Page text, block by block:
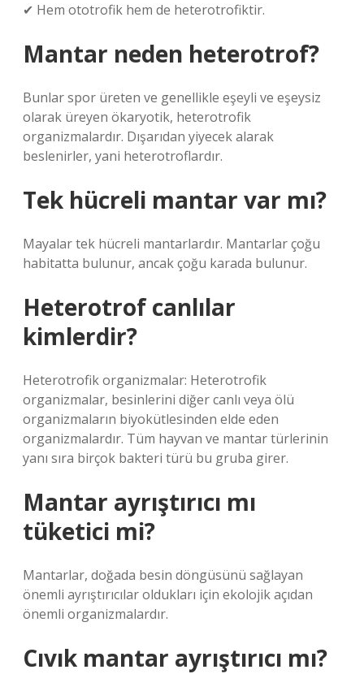
✔ Hem ototrofik hem de heterotrofiktir.
Mantar neden heterotrof?
Bunlar spor üreten ve genellikle eşeyli ve eşeysiz
olarak üreyen ökaryotik, heterotrofik
organizmalardır. Dışarıdan yiyecek alarak
beslenirler, yani heterotroflardır.
Tek hücreli mantar var mı?
Mayalar tek hücreli mantarlardır. Mantarlar çoğu
habitatta bulunur, ancak çoğu karada bulunur.
Heterotrof canlılar
kimlerdir?
Heterotrofik organizmalar: Heterotrofik
organizmalar, besinlerini diğer canlı veya ölü
organizmaların biyokütlesinden elde eden
organizmalardır. Tüm hayvan ve mantar türlerinin
yanı sıra birçok bakteri türü bu gruba girer.
Mantar ayrıştırıcı mı
tüketici mi?
Mantarlar, doğada besin döngüsünü sağlayan
önemli ayrıştırıcılar oldukları için ekolojik açıdan
önemli organizmalardır.
Cıvık mantar ayrıştırıcı mı?